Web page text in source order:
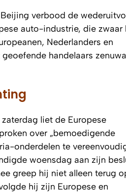
verbood de
auto-industrie, die zwaar
Nederlanders en
handelaars
liet de Europese
over „bemoedigende
onderdelen te
woensdag aan zijn
greep hij niet alleen terug
hij zijn Europese en